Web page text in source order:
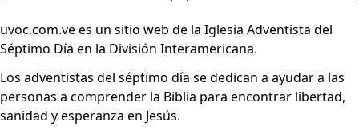
uvoc.com.ve es un sitio web de la Iglesia Adventista del
Séptimo Día en la División Interamericana.
Los adventistas del séptimo día se dedican a ayudar a las
personas a comprender la Biblia para encontrar libertad,
sanidad y esperanza en Jesús.